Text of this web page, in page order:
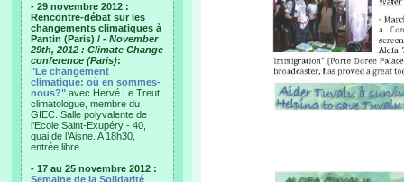
- 29 novembre 2012 :
Rencontre-débat sur les
changements climatiques à
Pantin (Paris) / - November
29th, 2012 : Climate Change
conference (Paris):
"Le changement
climatique: où en sommes-
nous?" avec Hervé Le Treut,
climatologue, membre du
GIEC. Salle polyvalente de
l’Ecole Saint-Exupéry - 40,
quai de l’Aisne. A 18h30,
entrée libre.
- 17 au 25 novembre 2012 :
Semaine de la Solidarité